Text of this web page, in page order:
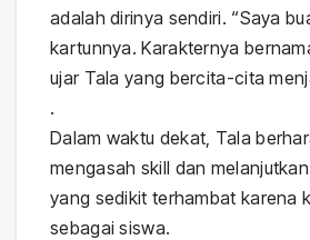
adalah dirinya sendiri. “Saya
kartunnya. Karakternya
ujar Tala yang bercita-cita
.
Dalam waktu dekat, Tala
mengasah skill dan
yang sedikit terhambat karena
sebagai siswa.